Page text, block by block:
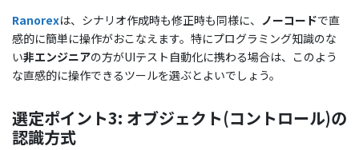
Ranorexは、シナリオ作成時も修正時も同様に、 ノーコードで直
感的に簡単に操作がおこなえます。特にプログラミング知識のな
い非エンジニアの方がUIテスト自動化に携わる場合は、このよう
な直感的に操作できるツールを選ぶとよいでしょう。
選定ポイント3: オブジェクト(コントロール)の
認識方式